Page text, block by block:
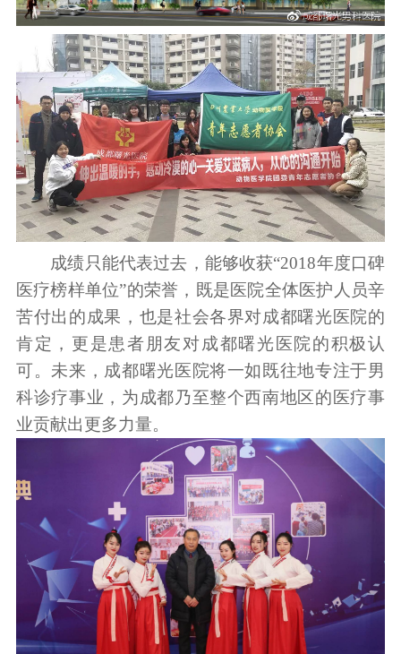
成绩只能代表过去，能够收获“2018年度口碑
医疗榜样单位”的荣誉，既是医院全体医护人员辛
苦付出的成果，也是社会各界对成都曙光医院的
肯定，更是患者朋友对成都曙光医院的积极认
可。未来，成都曙光医院将一如既往地专注于男
科诊疗事业，为成都乃至整个西南地区的医疗事
业贡献出更多力量。​